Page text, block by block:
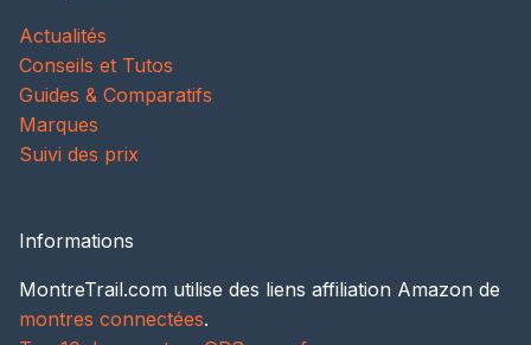
Actualités
Conseils et Tutos
Guides & Comparatifs
Marques
Suivi des prix
Informations
MontreTrail.com utilise des liens affiliation Amazon de
montres connectées.